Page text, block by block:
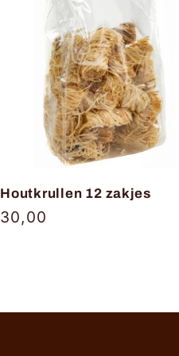
Houtkrullen 12 zakjes
Normale
30,00